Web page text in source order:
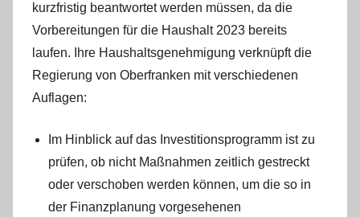
kurzfristig beantwortet werden müssen, da die
Vorbereitungen für die Haushalt 2023 bereits
laufen. Ihre Haushaltsgenehmigung verknüpft die
Regierung von Oberfranken mit verschiedenen
Auflagen:
Im Hinblick auf das Investitionsprogramm ist zu
prüfen, ob nicht Maßnahmen zeitlich gestreckt
oder verschoben werden können, um die so in
der Finanzplanung vorgesehenen